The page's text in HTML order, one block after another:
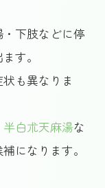
下肢などに停
す。
も異なりま
半白朮天麻湯な
になります。